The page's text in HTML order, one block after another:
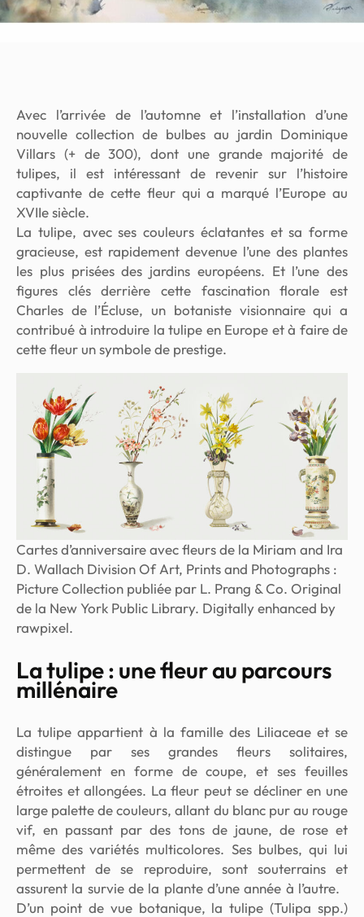
Avec l’arrivée de l’automne et l’installation d’une
nouvelle collection de bulbes au jardin Dominique
Villars (+ de 300), dont une grande majorité de
tulipes, il est intéressant de revenir sur l’histoire
captivante de cette fleur qui a marqué l’Europe au
XVIIe siècle.
La tulipe, avec ses couleurs éclatantes et sa forme
gracieuse, est rapidement devenue l’une des plantes
les plus prisées des jardins européens. Et l’une des
figures clés derrière cette fascination florale est
Charles de l’Écluse, un botaniste visionnaire qui a
contribué à introduire la tulipe en Europe et à faire de
cette fleur un symbole de prestige.
Cartes d’anniversaire avec fleurs de la Miriam and Ira
D. Wallach Division Of Art, Prints and Photographs :
Picture Collection publiée par L. Prang & Co. Original
de la New York Public Library. Digitally enhanced by
rawpixel.
La tulipe : une fleur au parcours
millénaire
La tulipe appartient à la famille des Liliaceaeet se
distingue par ses grandes fleurs solitaires,
généralement en forme de coupe, et ses feuilles
étroites et allongées. La fleur peut se décliner en une
large palette de couleurs, allant du blanc pur au rouge
vif, en passant par des tons de jaune, de rose et
même des variétés multicolores. Ses bulbes, qui lui
permettent de se reproduire, sont souterrains et
assurent la survie de la plante d’une année à l’autre.
D’un point de vue botanique, la tulipe (Tulipa spp.)